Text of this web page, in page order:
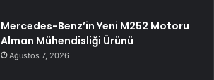
Mercedes-Benz’in Yeni M252 Motoru
Alman Mühendisliği Ürünü
Ağustos 7, 2026